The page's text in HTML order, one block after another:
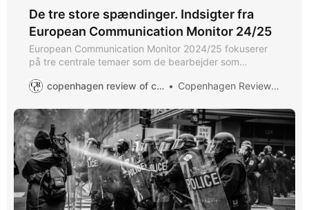
De tre store spændinger. Indsigter fra
European Communication Monitor 24/25
European Communication Monitor 2024/25 fokuserer
på tre centrale temaer som de bearbejder som
og lederudvikling. Her får du hovedpointerne.
copenhagen review of communication Copenhagen Review of Communication